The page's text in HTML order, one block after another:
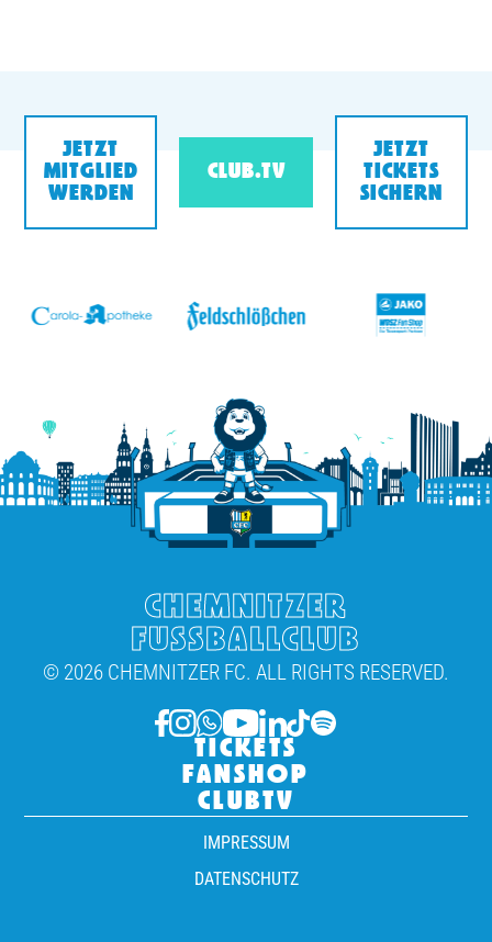
JETZT
MITGLIED
WERDEN
CLUB.TV
JETZT
TICKETS
SICHERN
CHEMNITZER
FUSSBALLCLUB
© 2026 CHEMNITZER FC. ALL RIGHTS RESERVED.
TICKETS
FANSHOP
CLUBTV
IMPRESSUM
DATENSCHUTZ